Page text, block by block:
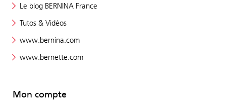
Le blog BERNINA France
Tutos & Vidéos
www.bernina.com
www.bernette.com
Mon compte